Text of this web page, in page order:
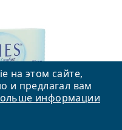
на этом сайте,
и предлагал вам
информации
(30 линз)